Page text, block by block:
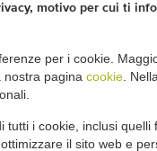
motivo per cui ti
per i cookie.
nostra pagina cookie .
i cookie, inclusi
il sito web e
orizzontale